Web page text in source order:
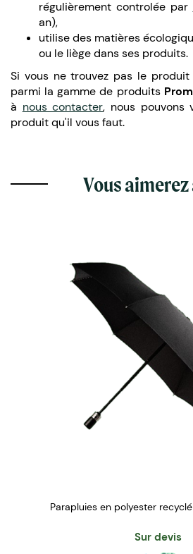
régulièrement controlée par
an),
utilise des matières
ou le liège dans ses produits.
Si vous ne trouvez pas le
parmi la gamme de produits
à nous contacter, nous pouvons
produit qu'il vous faut.
Vous
Parapluies en polyester
Sur devis